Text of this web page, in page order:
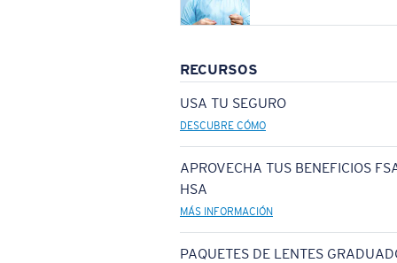
RECURSOS
USA TU SEGURO
DESCUBRE CÓMO
APROVECHA TUS BENEFICIOS
HSA
MÁS INFORMACIÓN
PAQUETES DE LENTES